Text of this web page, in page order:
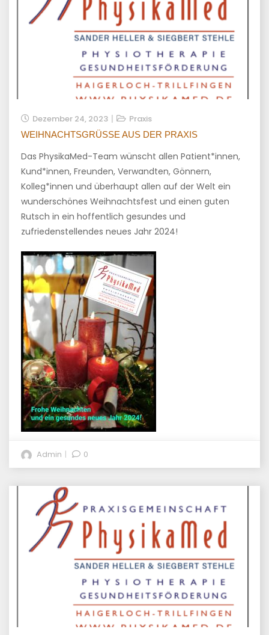
Dezember 24, 2023 Praxis
WEIHNACHTSGRÜSSE AUS DER PRAXIS
Das PhysikaMed-Team wünscht allen Patient*innen,
Kund*innen, Freunden, Verwandten, Gönnern,
Kolleg*innen und überhaupt allen auf der Welt ein
wunderschönes Weihnachtsfest und einen guten
Rutsch in ein hoffentlich gesundes und
zufriedenstellendes neues Jahr 2024!
Admin 0